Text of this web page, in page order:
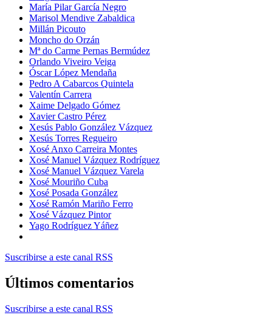
María Pilar García Negro
Marisol Mendive Zabaldica
Millán Picouto
Moncho do Orzán
Mª do Carme Pernas Bermúdez
Orlando Viveiro Veiga
Óscar López Mendaña
Pedro A Cabarcos Quintela
Valentín Carrera
Xaime Delgado Gómez
Xavier Castro Pérez
Xesús Pablo González Vázquez
Xesús Torres Regueiro
Xosé Anxo Carreira Montes
Xosé Manuel Vázquez Rodríguez
Xosé Manuel Vázquez Varela
Xosé Mouriño Cuba
Xosé Posada González
Xosé Ramón Mariño Ferro
Xosé Vázquez Pintor
Yago Rodríguez Yáñez
Suscribirse a este canal RSS
Últimos comentarios
Suscribirse a este canal RSS